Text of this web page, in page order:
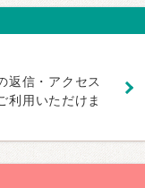
返信・アクセス
利用いただけま